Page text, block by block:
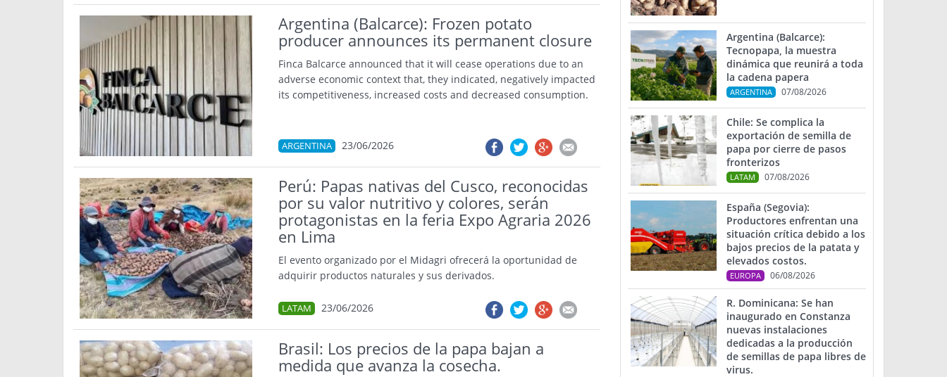
Argentina (Balcarce): Frozen potato
producer announces its permanent closure
Finca Balcarce announced that it will cease operations due to an
adverse economic context that, they indicated, negatively impacted
its competitiveness, increased costs and decreased consumption.
ARGENTINA 23/06/2026
Perú: Papas nativas del Cusco, reconocidas
por su valor nutritivo y colores, serán
protagonistas en la feria Expo Agraria 2026
en Lima
El evento organizado por el Midagri ofrecerá la oportunidad de
adquirir productos naturales y sus derivados.
LATAM 23/06/2026
Brasil: Los precios de la papa bajan a
medida que avanza la cosecha.
Argentina (Balcarce):
Tecnopapa, la muestra
dinámica que reunirá a toda
la cadena papera
ARGENTINA 07/08/2026
Chile: Se complica la
exportación de semilla de
papa por cierre de pasos
fronterizos
LATAM 07/08/2026
España (Segovia):
Productores enfrentan una
situación crítica debido a los
bajos precios de la patata y
elevados costos.
EUROPA 06/08/2026
R. Dominicana: Se han
inaugurado en Constanza
nuevas instalaciones
dedicadas a la producción
de semillas de papa libres de
virus.